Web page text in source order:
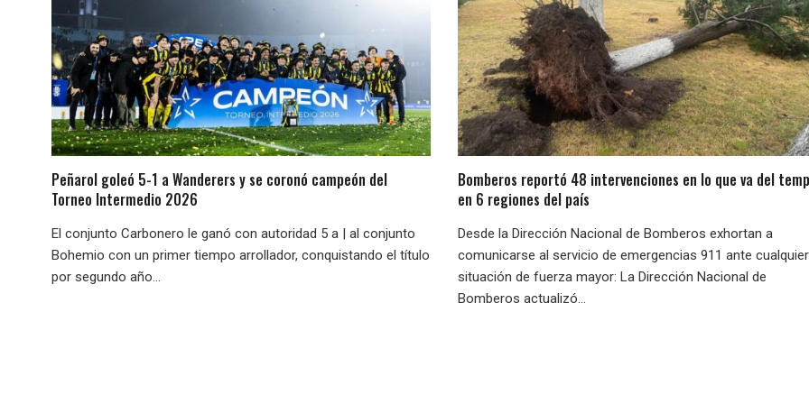
Peñarol goleó 5-1 a Wanderers y se coronó campeón del
Torneo Intermedio 2026
El conjunto Carbonero le ganó con autoridad 5 a | al conjunto
Bohemio con un primer tiempo arrollador, conquistando el título
por segundo año...
Bomberos reportó 48 intervenciones en lo que va del
en 6 regiones del país
Desde la Dirección Nacional de Bomberos exhortan a
comunicarse al servicio de emergencias 911 ante cualquier
situación de fuerza mayor: La Dirección Nacional de
Bomberos actualizó...